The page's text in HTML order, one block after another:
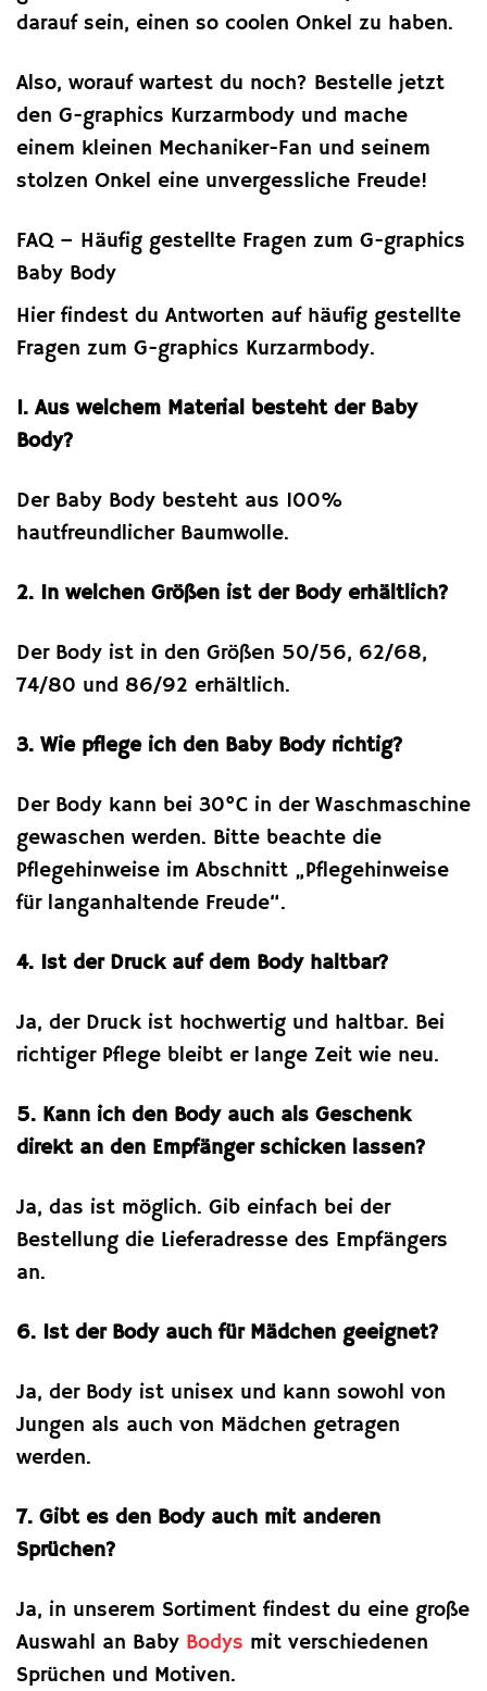
darauf sein, einen so coolen Onkel zu haben.
Also, worauf wartest du noch? Bestelle jetzt
den G-graphics Kurzarmbody und mache
einem kleinen Mechaniker-Fan und seinem
stolzen Onkel eine unvergessliche Freude!
FAQ – Häufig gestellte Fragen zum G-graphics
Baby Body
Hier findest du Antworten auf häufig gestellte
Fragen zum G-graphics Kurzarmbody.
1. Aus welchem Material besteht der Baby
Body?
Der Baby Body besteht aus 100%
hautfreundlicher Baumwolle.
2. In welchen Größen ist der Body erhältlich?
Der Body ist in den Größen 50/56, 62/68,
74/80 und 86/92 erhältlich.
3. Wie pflege ich den Baby Body richtig?
Der Body kann bei 30°C in der Waschmaschine
gewaschen werden. Bitte beachte die
Pflegehinweise im Abschnitt „Pflegehinweise
für langanhaltende Freude“.
4. Ist der Druck auf dem Body haltbar?
Ja, der Druck ist hochwertig und haltbar. Bei
richtiger Pflege bleibt er lange Zeit wie neu.
5. Kann ich den Body auch als Geschenk
direkt an den Empfänger schicken lassen?
Ja, das ist möglich. Gib einfach bei der
Bestellung die Lieferadresse des Empfängers
an.
6. Ist der Body auch für Mädchen geeignet?
Ja, der Body ist unisex und kann sowohl von
Jungen als auch von Mädchen getragen
werden.
7. Gibt es den Body auch mit anderen
Sprüchen?
Ja, in unserem Sortiment findest du eine große
Auswahl an Baby Bodys mit verschiedenen
Sprüchen und Motiven.